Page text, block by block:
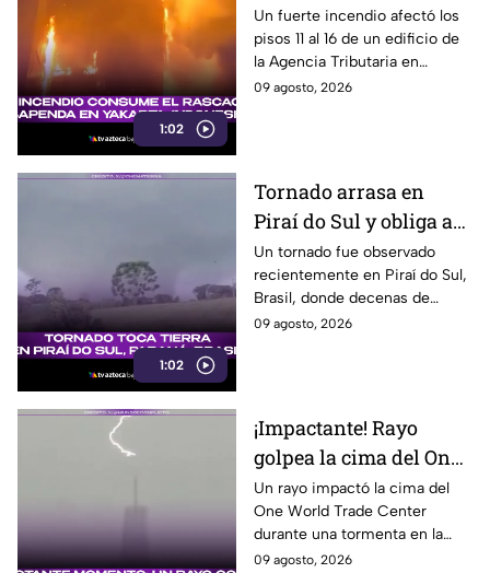
1:02
últimos pisos de
edificio de la Agencia
Tributaria
Un fuerte incendio afectó los
pisos 11 al 16 de un edificio de
la Agencia Tributaria en
Yakarta, Indonesia, provocando
09 agosto, 2026
1:02
Tornado arrasa en
Piraí do Sul y obliga a
familias a abandonar
sus hogares
Un tornado fue observado
recientemente en Piraí do Sul,
Brasil, donde decenas de
viviendas resultaron afectadas
09 agosto, 2026
¡Impactante! Rayo
golpea la cima del One
World Trade Center en
Nueva York
Un rayo impactó la cima del
One World Trade Center
durante una tormenta en la
costa este de Estados Unidos,
09 agosto, 2026